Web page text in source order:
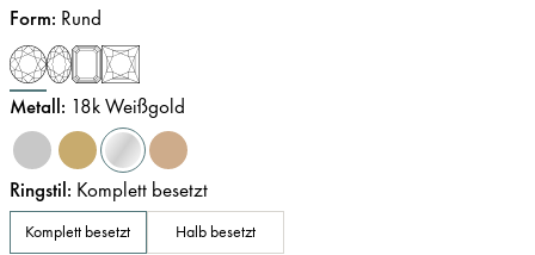
Form: Rund
Metall: 18k Weißgold
Ringstil: Komplett besetzt
Komplett besetzt Halb besetzt